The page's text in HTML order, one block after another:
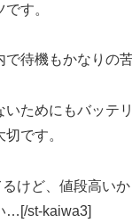
す。
で待機もかなりの
いためにもバッテ
です。
けど、値段高い
…[/st-kaiwa3]